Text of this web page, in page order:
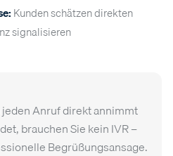
Kunden schätzen direkten
signalisieren
Anruf direkt annimmt
brauchen Sie kein IVR –
Begrüßungsansage.